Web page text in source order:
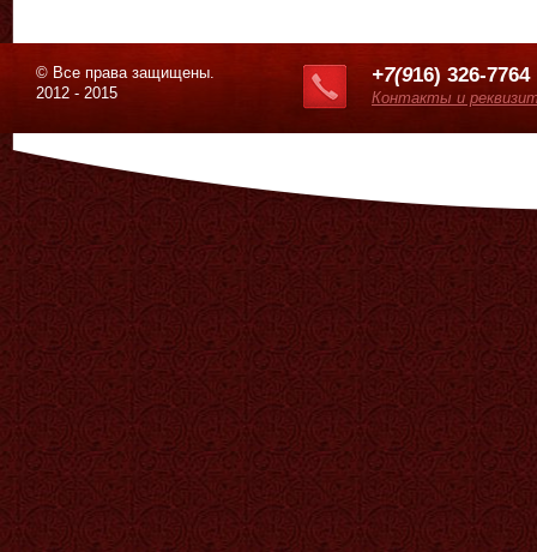
© Все права защищены.
2012 - 2015
+7(916) 326-7764
Контакты и